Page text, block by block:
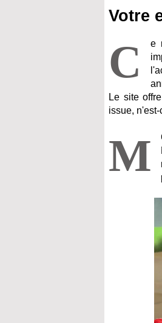
Votre
C
e
Le site
issue,
M